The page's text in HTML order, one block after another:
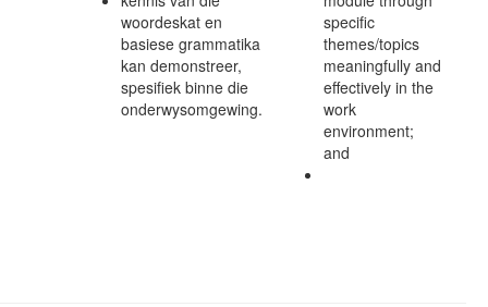
woordeskat en
basiese grammatika
kan demonstreer,
spesifiek binne die
onderwysomgewing.
specific
themes/topics
meaningfully and
effectively in the
work
environment;
and